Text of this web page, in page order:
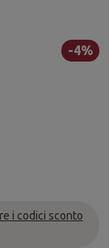
-4%
i codici sconto